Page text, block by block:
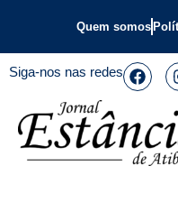
Quem somos
Siga-nos nas redes